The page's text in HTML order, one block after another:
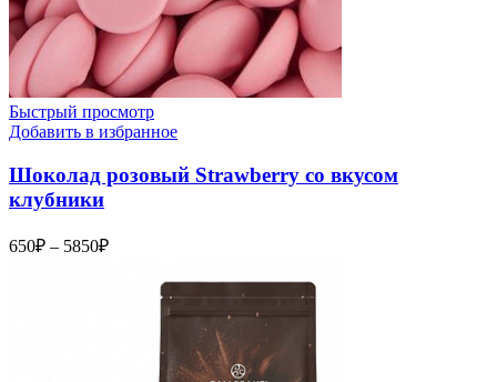
Быстрый просмотр
Добавить в избранное
Шоколад розовый Strawberry со вкусом
клубники
650₽ – 5850₽Диапазон